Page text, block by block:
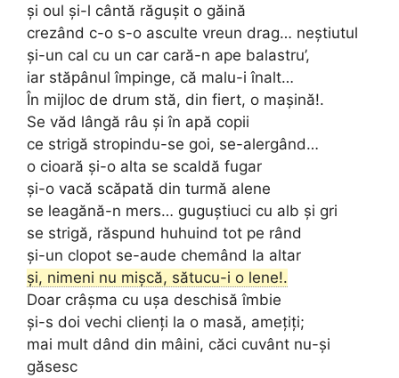
și oul și-l cântă răgușit o găină
crezând c-o s-o asculte vreun drag… neștiutul
și-un cal cu un car cară-n ape balastru’,
iar stăpânul împinge, că malu-i înalt…
În mijloc de drum stă, din fiert, o mașină!.
Se văd lângă râu și în apă copii
ce strigă stropindu-se goi, se-alergând…
o cioară și-o alta se scaldă fugar
și-o vacă scăpată din turmă alene
se leagănă-n mers… guguștiuci cu alb și gri
se strigă, răspund huhuind tot pe rând
și-un clopot se-aude chemând la altar
și, nimeni nu mișcă, sătucu-i o lene!.
Doar crâșma cu ușa deschisă îmbie
și-s doi vechi clienți la o masă, amețiți;
mai mult dând din mâini, căci cuvânt nu-și
găsesc